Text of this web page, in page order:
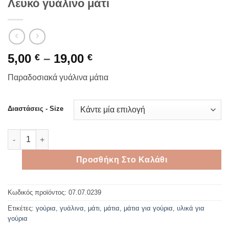
Λευκό γυάλινο μάτι
5,00 € – 19,00 €Price
range:
5,00 €
19,00 €
Παραδοσιακά γυάλινα μάτια
Διαστάσεις - Size
Λευκό γυάλινο μάτι ποσότητα
Προσθήκη Στο Καλάθι
Κωδικός προϊόντος: 07.07.0239
Ετικέτες: γούρια, γυάλινα, μάτι, μάτια, μάτια για γούρια, υλικά για
γούρια